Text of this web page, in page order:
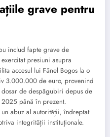
grave pentru
includ fapte grave de
presiuni asupra
accesul lui Fănel Bogos la o
3.000.000 de euro, provenind
de despăgubiri depus de
până în prezent.
un abuz al autorității, îndreptat
integrității instituționale.